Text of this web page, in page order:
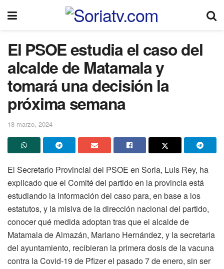
El PSOE estudia el caso del
alcalde de Matamala y
tomará una decisión la
próxima semana
18 marzo, 2024
El Secretario Provincial del PSOE en Soria, Luis Rey, ha
explicado que el Comité del partido en la provincia está
estudiando la información del caso para, en base a los
estatutos, y la misiva de la dirección nacional del partido,
conocer qué medida adoptan tras que el alcalde de
Matamala de Almazán, Mariano Hernández, y la secretaria
del ayuntamiento, recibieran la primera dosis de la vacuna
contra la Covid-19 de Pfizer el pasado 7 de enero, sin ser